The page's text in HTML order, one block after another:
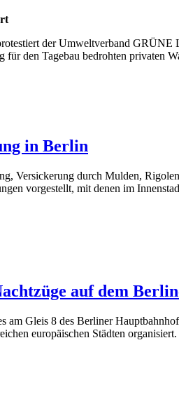
der Umweltverband
den Tagebau bedrohten privaten
in Berlin
Versickerung durch Mulden,
vorgestellt, mit denen im
auf dem
am Gleis 8 des Berliner
europäischen Städten